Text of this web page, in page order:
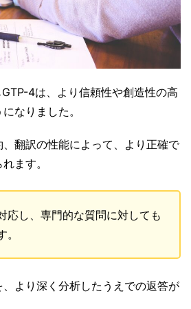
4は、より信頼性や創造性の高
なりました。
翻訳の性能によって、より正確で
ます。
応し、専門的な質問に対しても
より深く分析したうえでの返答が